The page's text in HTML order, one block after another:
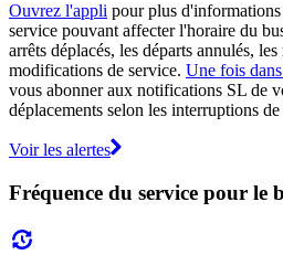
Ouvrez l'appli pour plus
service pouvant affecter l'horaire du
arrêts déplacés, les départs annulés,
modifications de service. Une fois
vous abonner aux notifications SL de
déplacements selon les interruptions
Voir les alertes
Fréquence du service pour le